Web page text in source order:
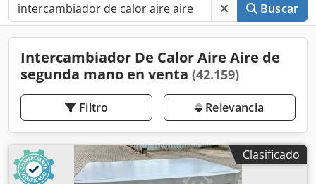
Buscar
Intercambiador De Calor Aire Aire de
segunda mano en venta (42.159)
Filtro Relevancia
Clasificado